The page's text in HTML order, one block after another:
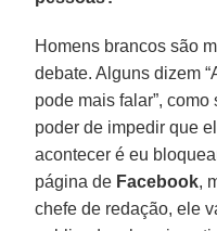
Homens brancos são
debate. Alguns dizem
pode mais falar”,
poder de impedir que
acontecer é eu
página de Facebook,
chefe de redação, ele